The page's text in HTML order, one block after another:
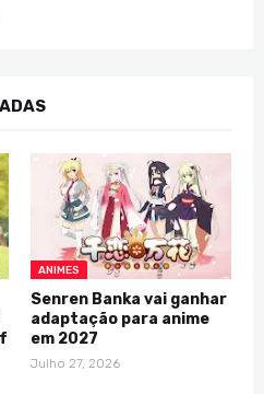
ANIMES
Senren Banka vai ganhar
adaptação para anime
em 2027
Julho 27, 2026